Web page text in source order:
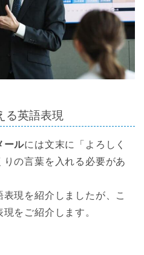
る英語表現
ールには文末に「よろしく
の言葉を入れる必要があ
現を紹介しましたが、こ
をご紹介します。